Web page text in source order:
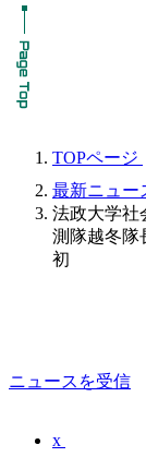
TOPページ
最新ニュー
法政大学社
測隊越冬隊
初
ニュースを受信
x